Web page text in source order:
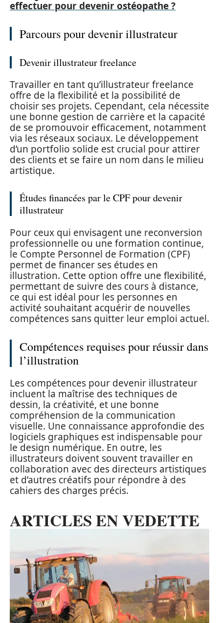
effectuer pour devenir ostéopathe ?
Parcours pour devenir illustrateur
Devenir illustrateur freelance
Travailler en tant qu’illustrateur freelance
offre de la flexibilité et la possibilité de
choisir ses projets. Cependant, cela nécessite
une bonne gestion de carrière et la capacité
de se promouvoir efficacement, notamment
via les réseaux sociaux. Le développement
d’un portfolio solide est crucial pour attirer
des clients et se faire un nom dans le milieu
artistique.
Études financées par le CPF pour devenir
illustrateur
Pour ceux qui envisagent une reconversion
professionnelle ou une formation continue,
le Compte Personnel de Formation (CPF)
permet de financer ses études en
illustration. Cette option offre une flexibilité,
permettant de suivre des cours à distance,
ce qui est idéal pour les personnes en
activité souhaitant acquérir de nouvelles
compétences sans quitter leur emploi actuel.
Compétences requises pour réussir dans
l’illustration
Les compétences pour devenir illustrateur
incluent la maîtrise des techniques de
dessin, la créativité, et une bonne
compréhension de la communication
visuelle. Une connaissance approfondie des
logiciels graphiques est indispensable pour
le design numérique. En outre, les
illustrateurs doivent souvent travailler en
collaboration avec des directeurs artistiques
et d’autres créatifs pour répondre à des
cahiers des charges précis.
ARTICLES EN VEDETTE